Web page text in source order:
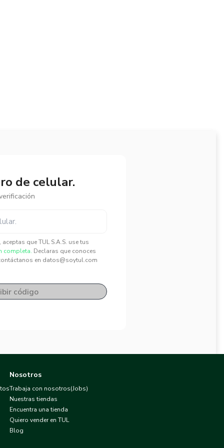
de celular.
que TUL S.A.S. use tus
completa. Declaras que conoces
en datos@soytul.com
código
Nosotros
Trabaja con nosotros(Jobs)
Nuestras tiendas
Encuentra una tienda
Quiero vender en TUL
Blog